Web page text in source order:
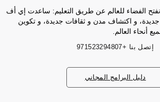
الفضاء للعالم عن طريق التعليم: ساعدت إي أف
جديدة، و اكتشاف مدن و ثقافات جديدة، و تكوين
أنحاء العالم.
إتصل بنا +971523294807
دليل البرامج المجاني